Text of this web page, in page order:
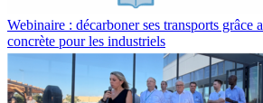
Webinaire : décarboner ses transports grâce
concrète pour les industriels